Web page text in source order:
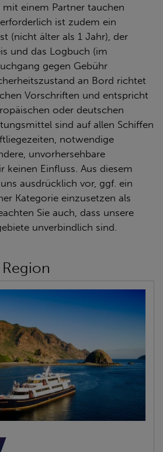
einem Partner tauchen
ist zudem ein
(nicht älter als 1 Jahr), der
und das Logbuch (im
gegen Gebühr
an Bord richtet
Vorschriften und entspricht
oder deutschen
sind auf allen Schiffen
notwendige
unvorhersehbare
keinen Einfluss. Aus diesem
ausdrücklich vor, ggf. ein
Kategorie einzusetzen als
Sie auch, dass unsere
unverbindlich sind.